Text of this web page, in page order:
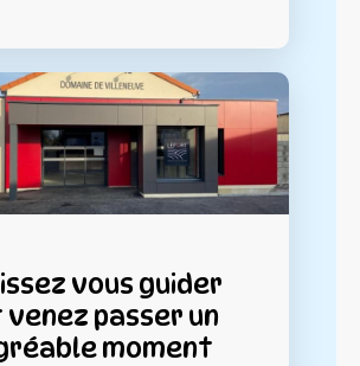
vous guider
passer un
moment